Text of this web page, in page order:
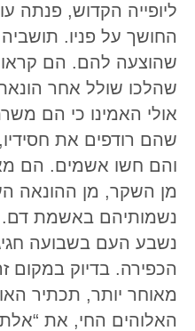
ליופייה הקדוש, פנתה
החושך על פניו.
שהוצעה להם. הם קראו
שהלכו שולל אחר
אולי האמינו כי הם
שהם רודפים את
והם חשו אשמים. הם
מן השקר, מן ההונאה
נשמותיהם באשמת דם.
נשבע העם בשבועה
הכפירה. בדיוק במקום
מאוחר יותר, תכתיר
האלוהים החי, את